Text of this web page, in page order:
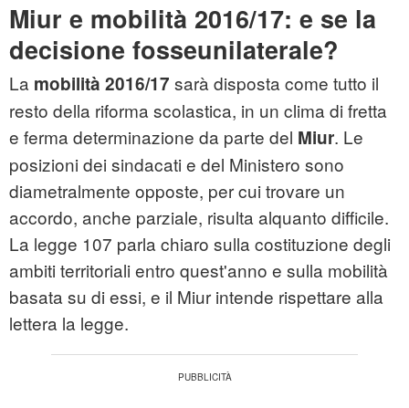
Miur e mobilità 2016/17: e se la
decisione fosseunilaterale?
La mobilità 2016/17 sarà disposta come tutto il
resto della riforma scolastica, in un clima di fretta
e ferma determinazione da parte del Miur. Le
posizioni dei sindacati e del Ministero sono
diametralmente opposte, per cui trovare un
accordo, anche parziale, risulta alquanto difficile.
La legge 107 parla chiaro sulla costituzione degli
ambiti territoriali entro quest'anno e sulla mobilità
basata su di essi, e il Miur intende rispettare alla
lettera la legge.